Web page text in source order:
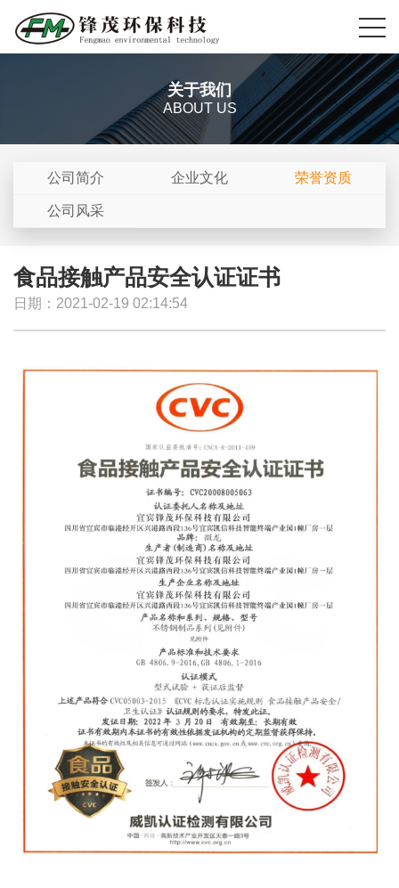
关于我们
ABOUT US
公司简介 企业文化 荣誉资质
公司风采
食品接触产品安全认证证书
日期：2021-02-19 02:14:54